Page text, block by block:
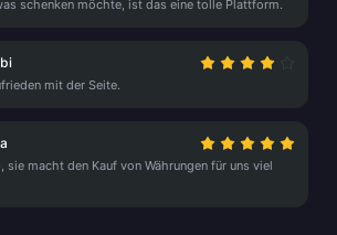
schenken möchte, ist das eine tolle Plattform.
mit der Seite.
sie macht den Kauf von Währungen für uns viel